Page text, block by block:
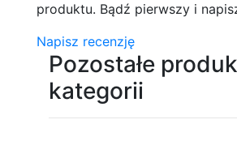
produktu. Bądź pierwszy i
Napisz recenzję
Pozostałe
kategorii